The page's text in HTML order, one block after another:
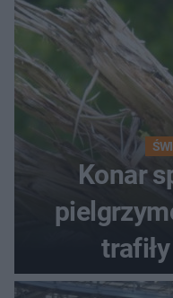
Konar